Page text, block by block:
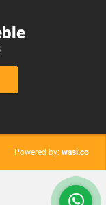
Powered by: wasi.co